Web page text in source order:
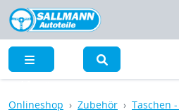
Onlineshop Zubehör
Taschen